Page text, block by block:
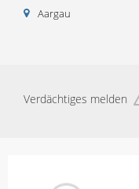
Aargau
Verdächtiges melden